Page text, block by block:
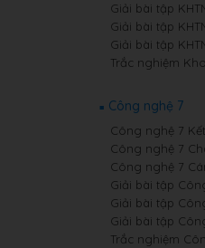
Giải bài tập
Giải bài tập
Giải bài tập
Trắc nghiệm
Công nghệ 7
Công nghệ 7
Công nghệ 7
Công nghệ 7
Giải bài tập
Giải bài tập
Giải bài tập
Trắc nghiệm